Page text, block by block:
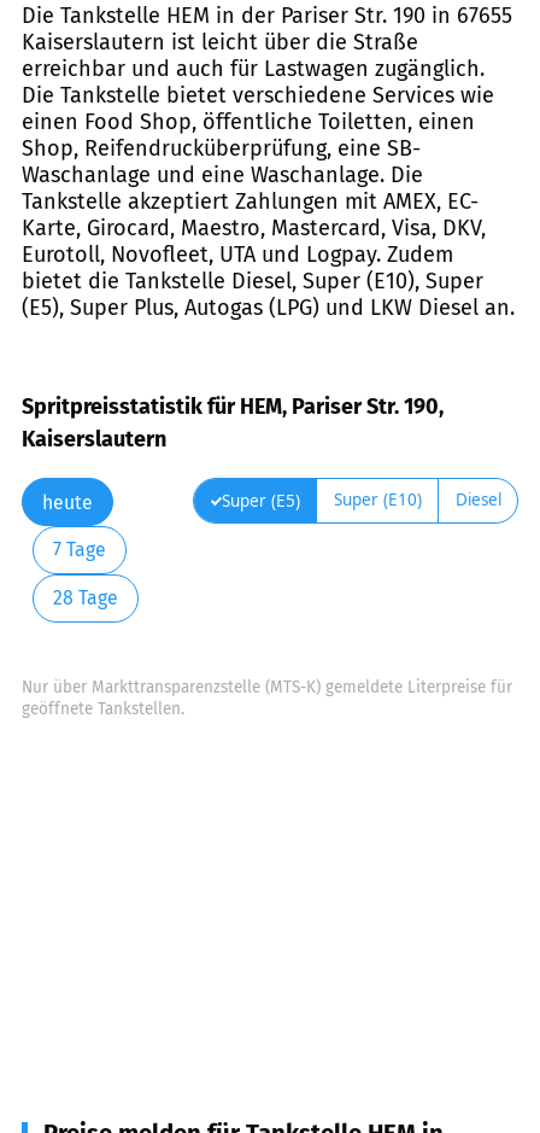
Die Tankstelle HEM in der Pariser Str. 190 in 67655
Kaiserslautern ist leicht über die Straße
erreichbar und auch für Lastwagen zugänglich.
Die Tankstelle bietet verschiedene Services wie
einen Food Shop, öffentliche Toiletten, einen
Shop, Reifendrucküberprüfung, eine SB-
Waschanlage und eine Waschanlage. Die
Tankstelle akzeptiert Zahlungen mit AMEX, EC-
Karte, Girocard, Maestro, Mastercard, Visa, DKV,
Eurotoll, Novofleet, UTA und Logpay. Zudem
bietet die Tankstelle Diesel, Super (E10), Super
(E5), Super Plus, Autogas (LPG) und LKW Diesel an.
Spritpreisstatistik für HEM, Pariser Str. 190,
Kaiserslautern
heute
7 Tage
28 Tage
Super (E5) Super (E10) Diesel
Nur über Markttransparenzstelle (MTS-K) gemeldete Literpreise für
geöffnete Tankstellen.